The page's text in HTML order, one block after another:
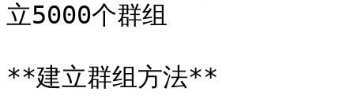
立5000个群组
**建立群组方法**